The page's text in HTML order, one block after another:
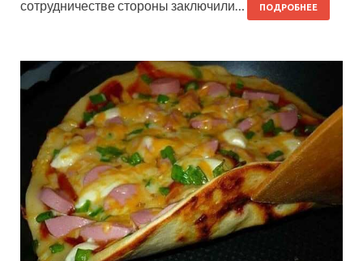
сотрудничестве стороны заключили…
ПОДРОБНЕЕ